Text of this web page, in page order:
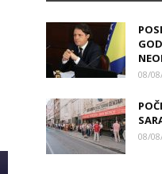
08/
08/